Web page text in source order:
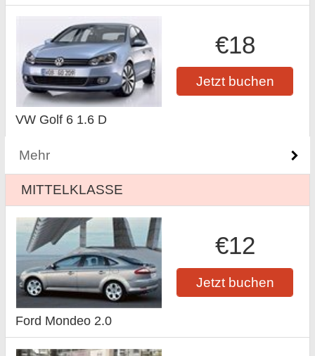
€18
Jetzt buchen
VW Golf 6 1.6 D
Mehr
MITTELKLASSE
€12
Jetzt buchen
Ford Mondeo 2.0